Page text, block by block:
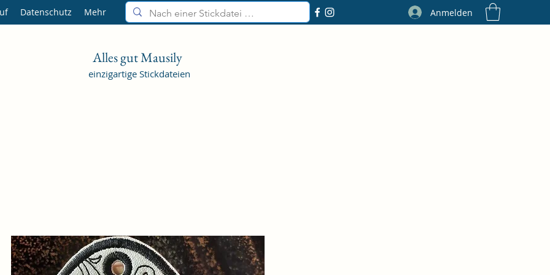
Alles gut Mausily
einzigartige Stickdateien
Datenschutz Mehr Anmelden